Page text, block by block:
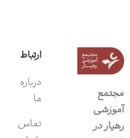
مجتمع
آموزشی
رهیار در
ارتباط
درباره
ما
تماس